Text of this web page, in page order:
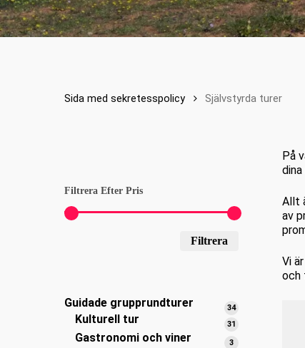
Sida med sekretesspolicy Självstyrda turer
Filtrera Efter Pris
Filtrera
Guidade grupprundturer 3434
Kulturell tur 31
Gastronomi och viner 33
På
Allt
av
Vi
och